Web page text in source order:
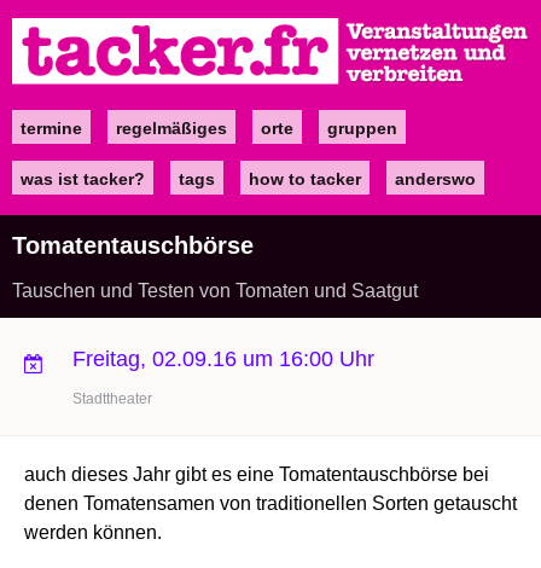
zum
Inhalt
Maintermine regelmäßiges orte gruppen
was ist tacker? tags how to tacker anderswo
Tomatentauschbörse
Tauschen und Testen von Tomaten und Saatgut
Freitag, 02.09.16 um 16:00 Uhr
Stadttheater
auch dieses Jahr gibt es eine Tomatentauschbörse bei
denen Tomatensamen von traditionellen Sorten getauscht
werden können.